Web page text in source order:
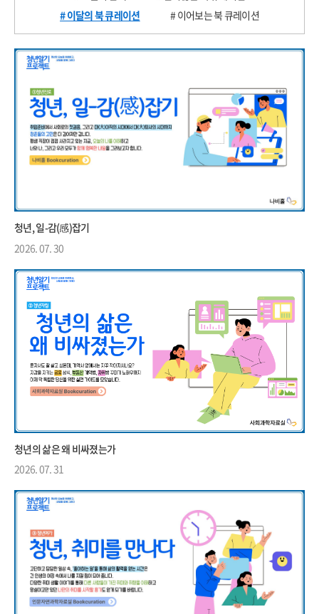
# 이달의 북 큐레이션
# 이어보는 북 큐레이션
청년, 일-감(感)잡기
2026. 07. 30
청년의 삶은 왜 비싸졌는가
2026. 07. 31